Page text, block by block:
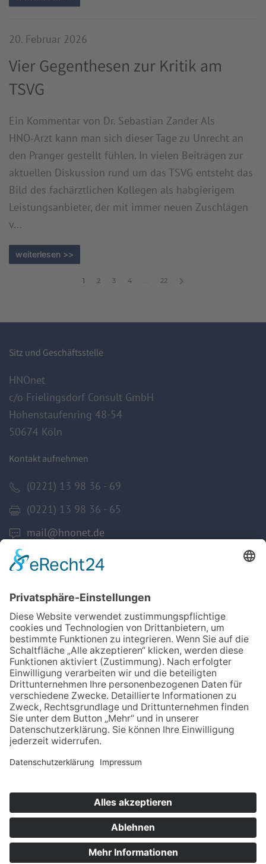
20. Februar 2026
Vier Gegenthesen zur Kritik am
TSVG
Ein Kommentar von Dr. Sebastian Zander Als
HNO‑Arzt kann man sich dieser Tage zu Unrecht an
den Pranger gestellt fühlen. In vielen Beiträgen zur
aktuellen Diskussion rund um das TSVG entsteht das
Bild des fachärztlichen Kollegen als habgierigem
Leistungsanbieter, der mit immer neuen Zuschlägen
v...
weiterlesen >>
1 2 3 4 22
Sitz und Geschäftsstelle
HNOnet
c/o Frielingsdorf Consult GmbH
Hohenstaufenring 48-54
50674 Köln
Kontakt aufnehmen
(0221) 13 98 36 - 69
(0221) 13 98 36 - 65
mail@hnonet.de
Services
Für MFA
Arztsuche
Mitgliederbereich
Informationen
Datenschutz
Impressum
Aktuelles
Newsblog
Newsletteranmeldung
Bei LinkedIn folgen